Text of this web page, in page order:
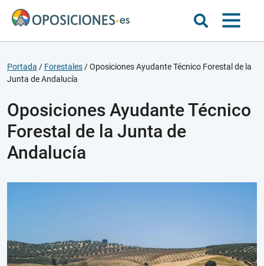
Portada / Forestales /Oposiciones Ayudante Técnico Forestal de la
Junta de Andalucía
Oposiciones Ayudante Técnico
Forestal de la Junta de
Andalucía